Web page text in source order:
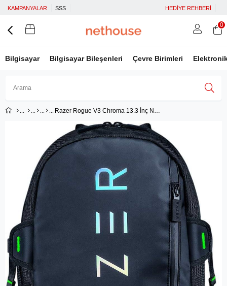
KAMPANYALAR SSS HEDİYE REHBERİ
Bilgisayar Bilgisayar Bileşenleri Çevre Birimleri
Üye Ol Facebook İle Bağlan
Google İle Bağlan
0
Razer Rogue V3 Chroma 13.3 İnç Notebook Sırt Çantası RC81-03630116-0000